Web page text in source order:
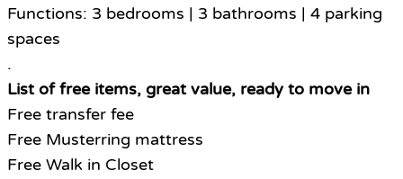
Functions: 3 bedrooms | 3 bathrooms | 4 parking
spaces
.
List of free items, great value, ready to move in
Free transfer fee
Free Musterring mattress
Free Walk in Closet